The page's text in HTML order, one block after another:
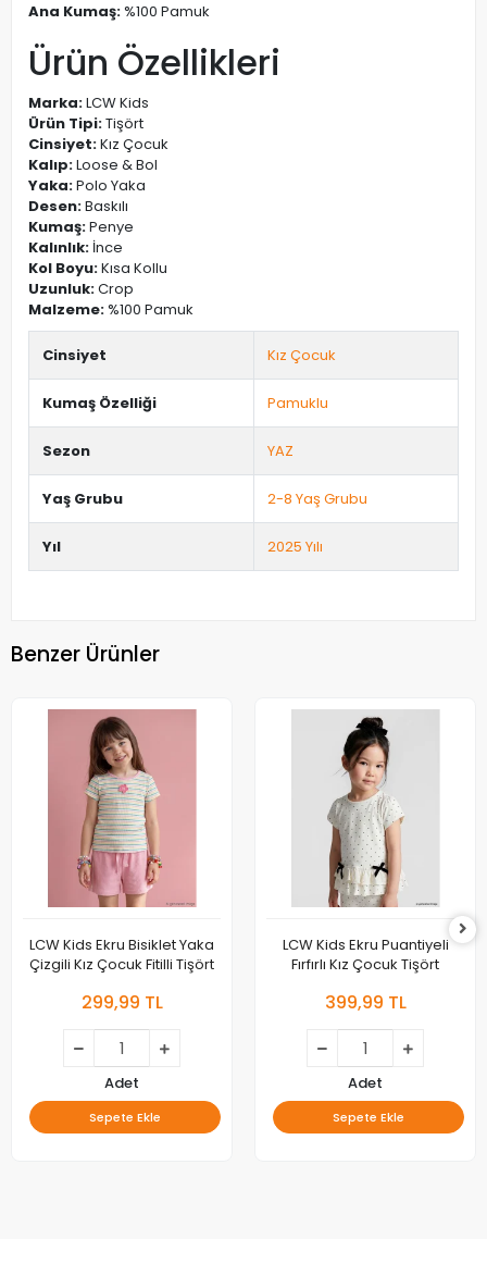
Ana Kumaş: %100 Pamuk
Ürün Özellikleri
Marka:LCW Kids
Ürün Tipi:Tişört
Cinsiyet:Kız Çocuk
Kalıp:Loose & Bol
Yaka:Polo Yaka
Desen:Baskılı
Kumaş:Penye
Kalınlık: İnce
Kol Boyu:Kısa Kollu
Uzunluk:Crop
Malzeme: %100 Pamuk
Cinsiyet Kız Çocuk
Kumaş Özelliği Pamuklu
Sezon YAZ
Yaş Grubu 2-8 Yaş Grubu
Yıl 2025 Yılı
Benzer Ürünler
LCW Kids Ekru Bisiklet Yaka
Çizgili Kız Çocuk Fitilli Tişört
299,99 TL
Adet
Sepete Ekle
LCW Kids Ekru Puantiyeli
Fırfırlı Kız Çocuk Tişört
399,99 TL
Adet
Sepete Ekle